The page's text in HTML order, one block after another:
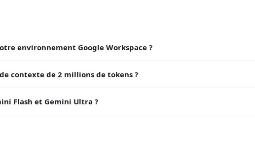
environnement Google Workspace ?
contexte de 2 millions de tokens ?
Flash et Gemini Ultra ?